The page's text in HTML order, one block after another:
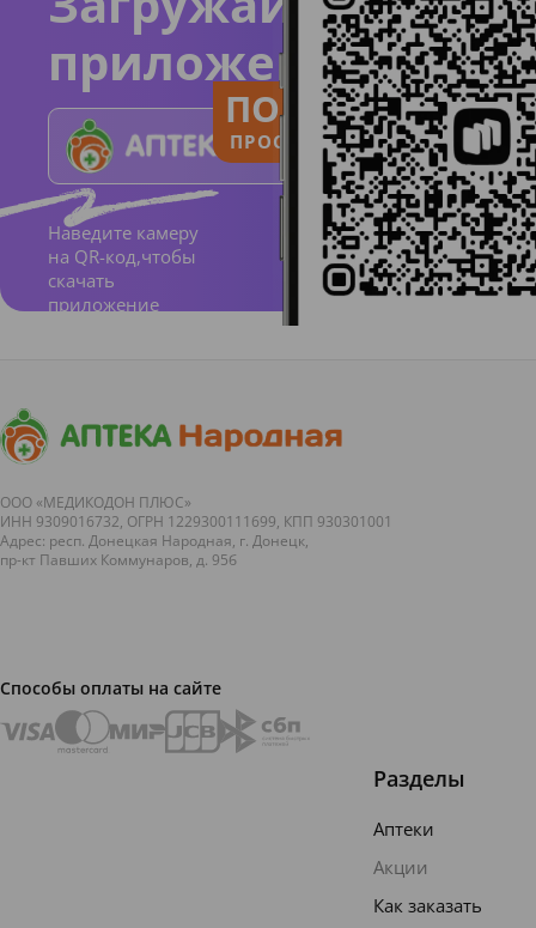
приложение
Наведите камеру
на QR-код,чтобы
скачать
приложение
ПОЛЬЗУЙСЯ
ПРОСТО И ПОНЯТНО
ООО «МЕДИКОДОН ПЛЮС»
ИНН 9309016732, ОГРН 1229300111699, КПП 930301001
Адрес: респ. Донецкая Народная, г. Донецк,
пр-кт Павших Коммунаров, д. 95б
Способы оплаты на сайте
Разделы
Аптеки
Акции
Как заказать